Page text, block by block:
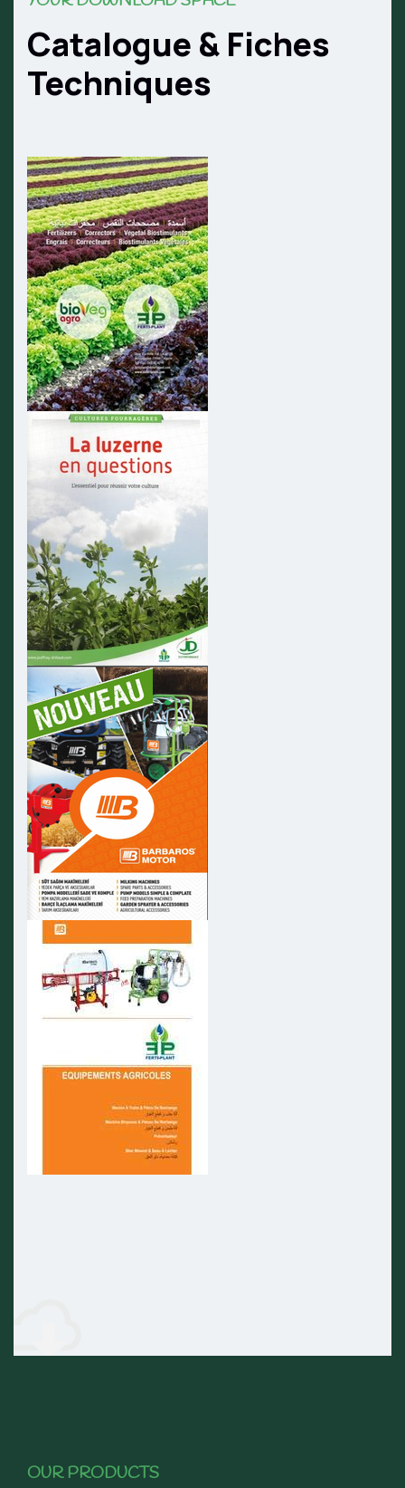
Catalogue & Fiches
Techniques
OUR PRODUCTS